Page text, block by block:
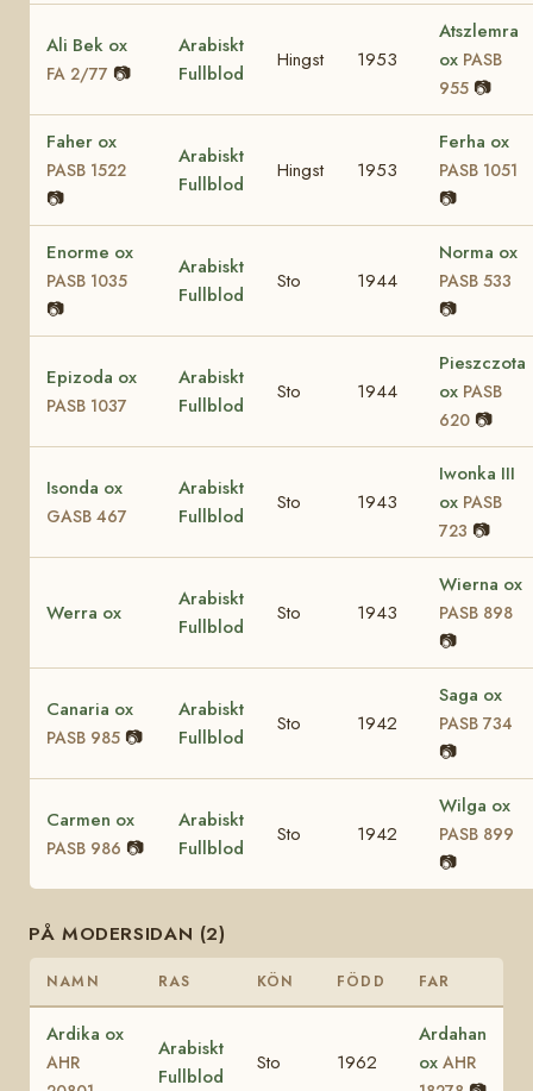
Ali Bek ox
FA 2/77 📷
Arabiskt
Fullblod
Hingst 1953
Atszlemra
ox PASB
955 📷
Faher ox
PASB 1522
📷
Arabiskt
Fullblod
Hingst 1953
Ferha ox
PASB 1051
📷
Enorme ox
PASB 1035
📷
Arabiskt
Fullblod
Sto 1944
Norma ox
PASB 533
📷
Epizoda ox
PASB 1037
Arabiskt
Fullblod
Sto 1944
Pieszczota
ox PASB
620 📷
Isonda ox
GASB 467
Arabiskt
Fullblod
Sto 1943
Iwonka III
ox PASB
723 📷
Werra ox
Arabiskt
Fullblod
Sto 1943
Wierna ox
PASB 898
📷
Canaria ox
PASB 985 📷
Arabiskt
Fullblod
Sto 1942
Saga ox
PASB 734
📷
Carmen ox
PASB 986 📷
Arabiskt
Fullblod
Sto 1942
Wilga ox
PASB 899
📷
PÅ MODERSIDAN (2)
NAMN RAS KÖN FÖDD FAR
Ardika ox
AHR
Arabiskt
Fullblod
Sto 1962
Ardahan
ox AHR